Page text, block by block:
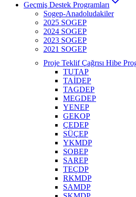
Geçmiş Destek Programları
Sogep-Anadoludakiler
2025 SOGEP
2024 SOGEP
2023 SOGEP
2021 SOGEP
Proje Teklif Çağrısı Hibe
TUTAP
TAİDEP
TAGDEP
MEGDEP
YENEP
GEKOP
ÇEDEP
SÜÇEP
YKMDP
SOBEP
SAREP
TEÇDP
RKMDP
SAMDP